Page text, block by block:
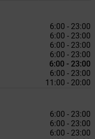
6:00 - 23:00
6:00 - 23:00
6:00 - 23:00
6:00 - 23:00
6:00 - 23:00
6:00 - 23:00
11:00 - 20:00
6:00 - 23:00
6:00 - 23:00
6:00 - 23:00